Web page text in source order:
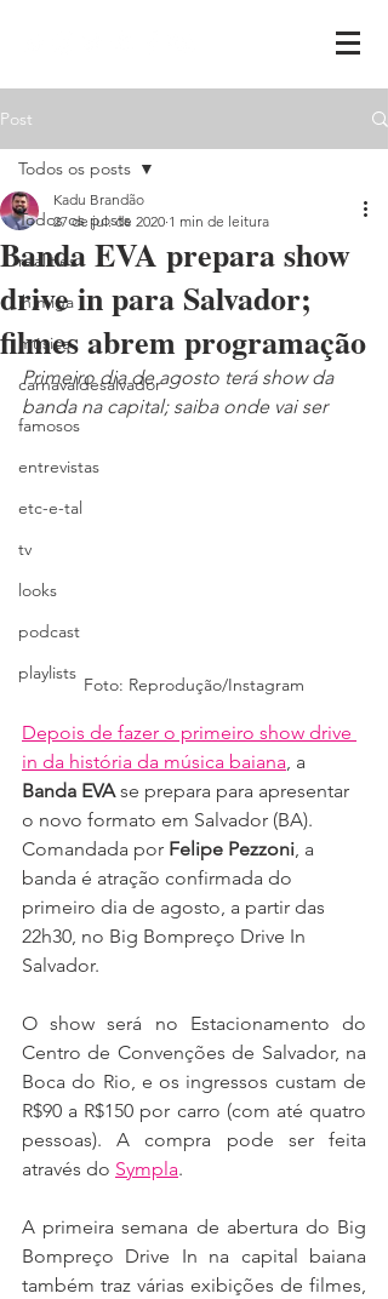
Post
Todos os posts
realities
ih,miga
música
carnavaldesalvador
famosos
entrevistas
etc-e-tal
tv
looks
podcast
playlists
Todos os posts
Banda EVA prepara show
drive in para Salvador;
filmes abrem programação
Kadu Brandão
27 de jul. de 2020 1 min de leitura
Primeiro dia de agosto terá show da
banda na capital; saiba onde vai ser
Foto: Reprodução/Instagram
Depois de fazer o primeiro show drive
in da história da música baiana, a
Banda EVA se prepara para apresentar
o novo formato em Salvador (BA).
Comandada por Felipe Pezzoni, a
banda é atração confirmada do
primeiro dia de agosto, a partir das
22h30, no Big Bompreço Drive In
Salvador.
O show será no Estacionamento do
Centro de Convenções de Salvador, na
Boca do Rio, e os ingressos custam de
R$90 a R$150 por carro (com até quatro
pessoas). A compra pode ser feita
através do Sympla.
A primeira semana de abertura do Big
Bompreço Drive In na capital baiana
também traz várias exibições de filmes,